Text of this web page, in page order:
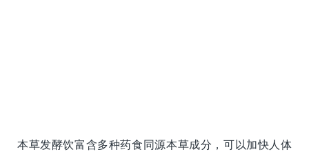
本草发酵饮富含多种药食同源本草成分，可以加快人体